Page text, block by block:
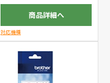
商品詳細へ
対応機種